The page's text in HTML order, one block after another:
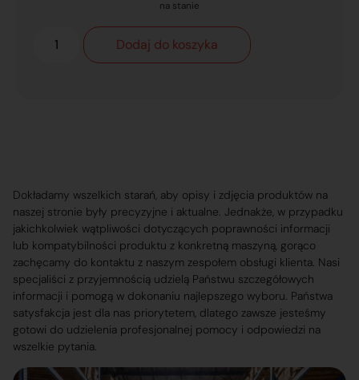
na stanie
Dodaj do koszyka
Dokładamy wszelkich starań, aby opisy i zdjęcia produktów na
naszej stronie były precyzyjne i aktualne. Jednakże, w przypadku
jakichkolwiek wątpliwości dotyczących poprawności informacji
lub kompatybilności produktu z konkretną maszyną, gorąco
zachęcamy do kontaktu z naszym zespołem obsługi klienta. Nasi
specjaliści z przyjemnością udzielą Państwu szczegółowych
informacji i pomogą w dokonaniu najlepszego wyboru. Państwa
satysfakcja jest dla nas priorytetem, dlatego zawsze jesteśmy
gotowi do udzielenia profesjonalnej pomocy i odpowiedzi na
wszelkie pytania.